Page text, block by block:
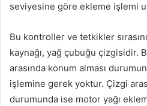
seviyesine göre ekleme işlemi
Bu kontroller ve tetkikler
kaynağı, yağ çubuğu çizgisidir.
arasında konum alması
işlemine gerek yoktur. Çizgi
durumunda ise motor yağı